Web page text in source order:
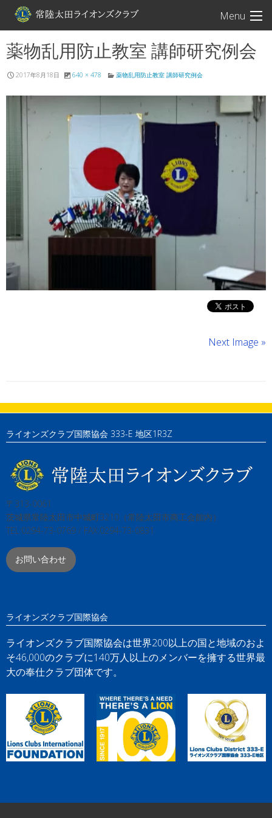
Menu
常陸太田ライオン
薬物乱用防止教室 講師研究例会
2017年8月18日 640 × 478 薬物乱用防止教室 講師研究例会
Next Image »
ライオンズクラブ国際協会 333-E 地区1R3Z
〒313-0061
茨城県常陸太田市中城町3210（常陸太田市商工会館内）
TEL:0294-73-0769 / FAX:0294-73-0831
お問い合わせ
ライオンズクラブ国際協会
ライオンズクラブ国際協会は世界200以上の国と地域のおよ
そ46,000のクラブに140万人以上のメンバーを擁する世界最
大の奉仕クラブ団体です。